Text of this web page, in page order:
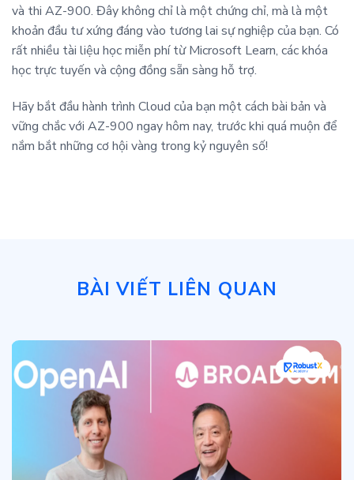
và thi AZ-900. Đây không chỉ là một chứng chỉ, mà là một
khoản đầu tư xứng đáng vào tương lai sự nghiệp của bạn. Có
rất nhiều tài liệu học miễn phí từ Microsoft Learn, các khóa
học trực tuyến và cộng đồng sẵn sàng hỗ trợ.
Hãy bắt đầu hành trình Cloud của bạn một cách bài bản và
vững chắc với AZ-900 ngay hôm nay, trước khi quá muộn để
nắm bắt những cơ hội vàng trong kỷ nguyên số!
BÀI VIẾT LIÊN QUAN